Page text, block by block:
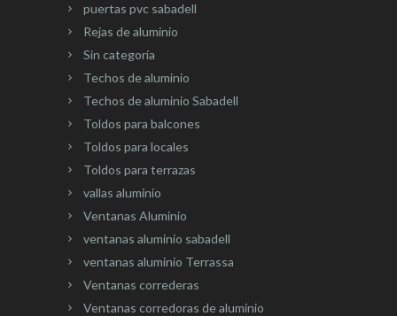
puertas pvc sabadell
Rejas de aluminio
Sin categoría
Techos de aluminio
Techos de aluminio Sabadell
Toldos para balcones
Toldos para locales
Toldos para terrazas
vallas aluminio
Ventanas Aluminio
ventanas aluminio sabadell
ventanas aluminio Terrassa
Ventanas correderas
Ventanas corredoras de aluminio